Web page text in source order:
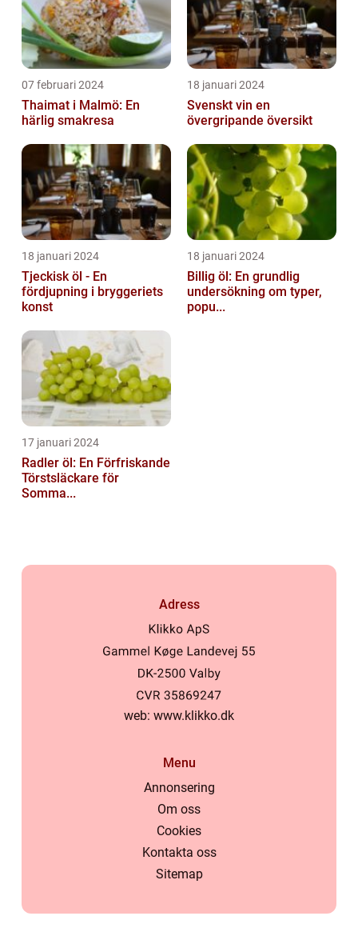
07 februari 2024
Thaimat i Malmö: En
härlig smakresa
18 januari 2024
Svenskt vin en
övergripande översikt
18 januari 2024
Tjeckisk öl - En
fördjupning i bryggeriets
konst
18 januari 2024
Billig öl: En grundlig
undersökning om typer,
popu...
17 januari 2024
Radler öl: En Förfriskande
Törstsläckare för
Somma...
Adress
web: www.klikko.dk
Menu
Annonsering
Om oss
Cookies
Kontakta oss
Sitemap